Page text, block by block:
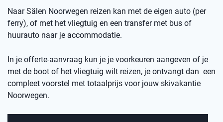
Naar Sälen Noorwegen reizen kan met de eigen auto (per
ferry), of met het vliegtuig en een transfer met bus of
huurauto naar je accommodatie.
In je offerte-aanvraag kun je je voorkeuren aangeven of je
met de boot of het vliegtuig wilt reizen, je ontvangt dan een
compleet voorstel met totaalprijs voor jouw skivakantie
Noorwegen.